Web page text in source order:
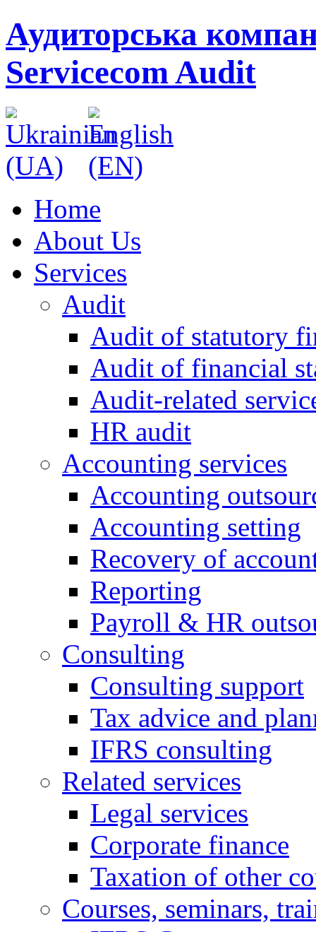
Аудиторська
Servicecom Audit
Home
About Us
Services
Audit
Audit of statutory
Audit of financial
Audit-related
HR audit
Accounting services
Accounting
Accounting setting
Recovery of
Reporting
Payroll & HR
Consulting
Consulting support
Tax advice and
IFRS consulting
Related services
Legal services
Corporate finance
Taxation of other
Courses, seminars,